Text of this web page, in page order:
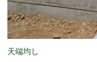
天端均し